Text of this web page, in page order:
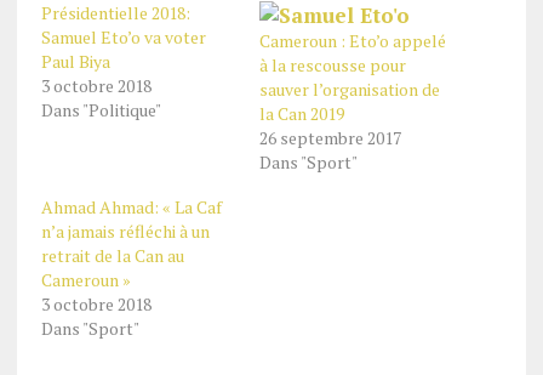
Présidentielle 2018:
Samuel Eto’o va voter
Paul Biya
3 octobre 2018
Dans "Politique"
Cameroun : Eto’o appelé
à la rescousse pour
sauver l’organisation de
la Can 2019
26 septembre 2017
Dans "Sport"
Ahmad Ahmad: « La Caf
n’a jamais réfléchi à un
retrait de la Can au
Cameroun »
3 octobre 2018
Dans "Sport"